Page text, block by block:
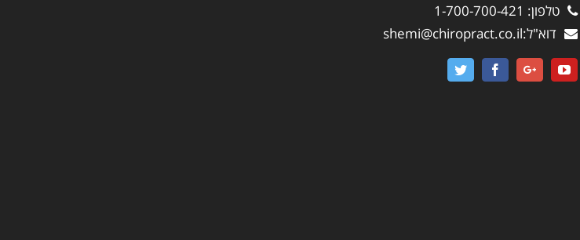
טלפון: 1-700-700-421
דוא"ל:shemi@chiropract.co.il